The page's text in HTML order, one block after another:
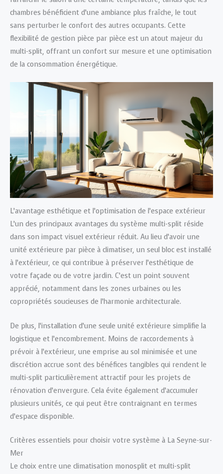
chambres bénéficient d’une ambiance plus fraîche, le tout
sans perturber le confort des autres occupants. Cette
flexibilité de gestion pièce par pièce est un atout majeur du
multi-split, offrant un confort sur mesure et une optimisation
de la consommation énergétique.
L’avantage esthétique et l’optimisation de l’espace extérieur
L’un des principaux avantages du système multi-split réside
dans son impact visuel extérieur réduit. Au lieu d’avoir une
unité extérieure par pièce à climatiser, un seul bloc est installé
à l’extérieur, ce qui contribue à préserver l’esthétique de
votre façade ou de votre jardin. C’est un point souvent
apprécié, notamment dans les zones urbaines ou les
copropriétés soucieuses de l’harmonie architecturale.
De plus, l’installation d’une seule unité extérieure simplifie la
logistique et l’encombrement. Moins de raccordements à
prévoir à l’extérieur, une emprise au sol minimisée et une
discrétion accrue sont des bénéfices tangibles qui rendent le
multi-split particulièrement attractif pour les projets de
rénovation d’envergure. Cela évite également d’accumuler
plusieurs unités, ce qui peut être contraignant en termes
d’espace disponible.
Critères essentiels pour choisir votre système à La Seyne-sur-
Mer
Le choix entre une climatisation monosplit et multi-split